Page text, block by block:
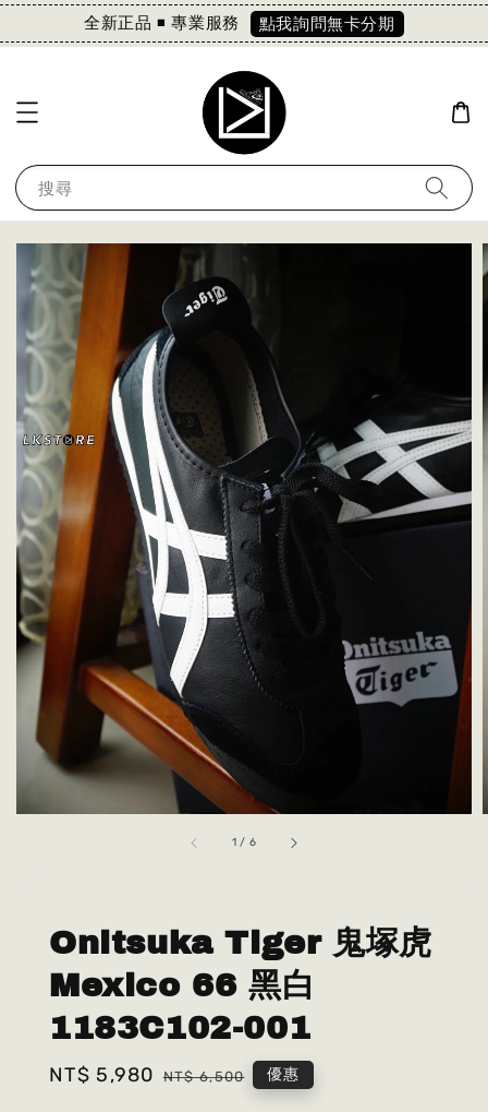
全新正品 ◾️ 專業服務 點我詢問無卡分期
搜尋
1 / 6
Onitsuka Tiger 鬼塚虎
Mexico 66 黑白
1183C102-001
Sale
NT$ 5,980 Regular
NT$ 6,500 優惠